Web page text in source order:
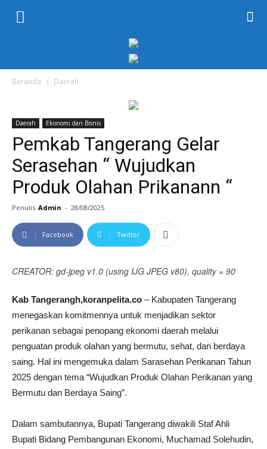
Beranda Daerah
Daerah Ekonomi dan Bisnis
Pemkab Tangerang Gelar
Serasehan “ Wujudkan
Produk Olahan Prikanann “
Penulis Admin - 28/08/2025
Facebook Twitter
CREATOR: gd-jpeg v1.0 (using IJG JPEG v80), quality = 90
Kab Tangerangh,koranpelita.co – Kabupaten Tangerang
menegaskan komitmennya untuk menjadikan sektor
perikanan sebagai penopang ekonomi daerah melalui
penguatan produk olahan yang bermutu, sehat, dan berdaya
saing. Hal ini mengemuka dalam Sarasehan Perikanan Tahun
2025 dengan tema “Wujudkan Produk Olahan Perikanan yang
Bermutu dan Berdaya Saing”.
Dalam sambutannya, Bupati Tangerang diwakili Staf Ahli
Bupati Bidang Pembangunan Ekonomi, Muchamad Solehudin,